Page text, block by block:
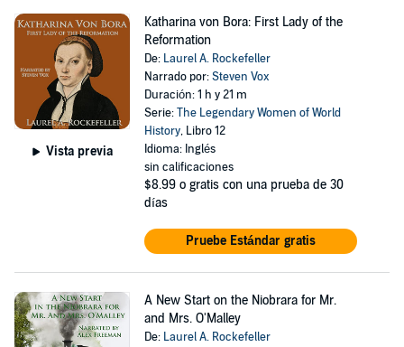
Vista previa
Katharina von Bora: First Lady of the
Reformation
De: Laurel A. Rockefeller
Narrado por:Steven Vox
Duración: 1 h y 21 m
Serie:The Legendary Women of World
History, Libro 12
Idioma: Inglés
sin calificaciones
$8.99 o gratis con una prueba de 30
días
Pruebe Estándar gratis
A New Start on the Niobrara for Mr.
and Mrs. O'Malley
De: Laurel A. Rockefeller